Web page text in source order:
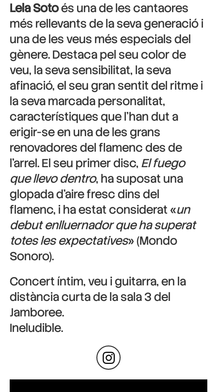
Lela Sotoés una de les cantaores
més rellevants de la seva generació i
una de les veus més especials del
gènere. Destaca pel seu color de
veu, la seva sensibilitat, la seva
afinació, el seu gran sentit del ritme i
la seva marcada personalitat,
característiques que l’han dut a
erigir-se en una de les grans
renovadores del flamenc des de
l’arrel. El seu primer disc, El fuego
que llevo dentro, ha suposat una
glopada d’aire fresc dins del
flamenc, i ha estat considerat «un
debut enlluernador que ha superat
totes les expectatives» (Mondo
Sonoro).
Concert íntim, veu i guitarra, en la
distància curta de la sala 3 del
Jamboree.
Ineludible.